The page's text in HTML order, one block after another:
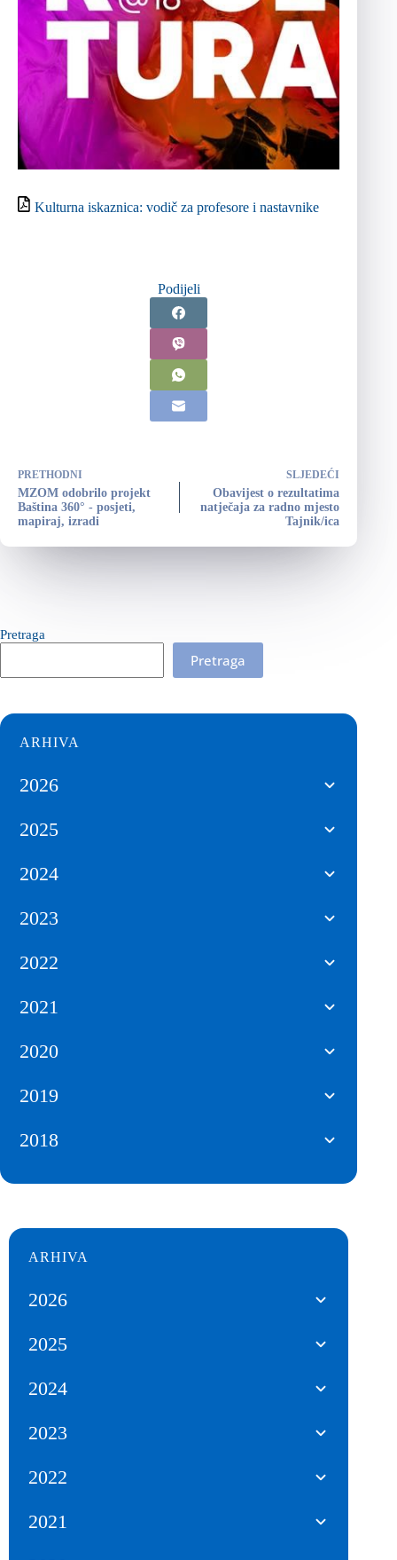
Kulturna iskaznica: vodič za profesore i nastavnike
Podijeli
PRETHODNI
MZOM odobrilo projekt
Baština 360° - posjeti,
mapiraj, izradi
SLJEDEĆI
Obavijest o rezultatima
natječaja za radno mjesto
Tajnik/ica
Pretraga
Pretraga
ARHIVA
2026
2025
2024
2023
2022
2021
2020
2019
2018
ARHIVA
2026
2025
2024
2023
2022
2021